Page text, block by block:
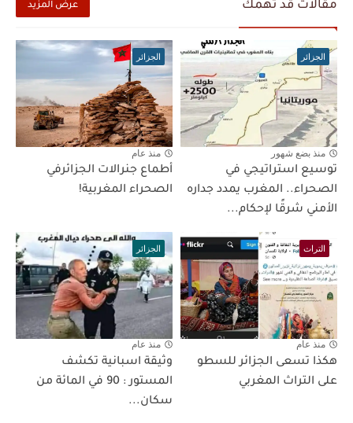
مقالات قد تهمك عرض المزيد
الجزائر
منذ بضع شهور
توسيع استراتيجي في
الصحراء.. المغرب يمدد جداره
الأمني شرقًا لإحكام...
الجزائر
منذ عام
أطماع جنرالات الجزائرفي
الصحراء المغربية!
التراث
منذ عام
هكذا تسعى الجزائر للسطو
على التراث المغربي
الجزائر
منذ عام
وثيقة اسبانية تكشف
المستور : 90 في المائة من
سكان...